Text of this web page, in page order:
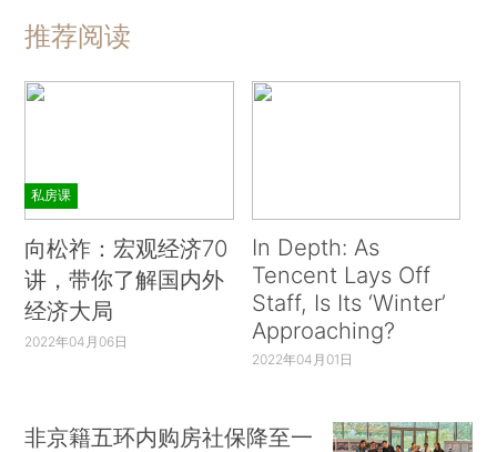
推荐阅读
私房课
向松祚：宏观经济70
讲，带你了解国内外
经济大局
2022年04月06日
In Depth: As
Tencent Lays Off
Staff, Is Its ‘Winter’
Approaching?
2022年04月01日
非京籍五环内购房社保降至一